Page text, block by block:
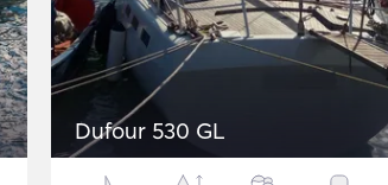
Dufour 530 GL